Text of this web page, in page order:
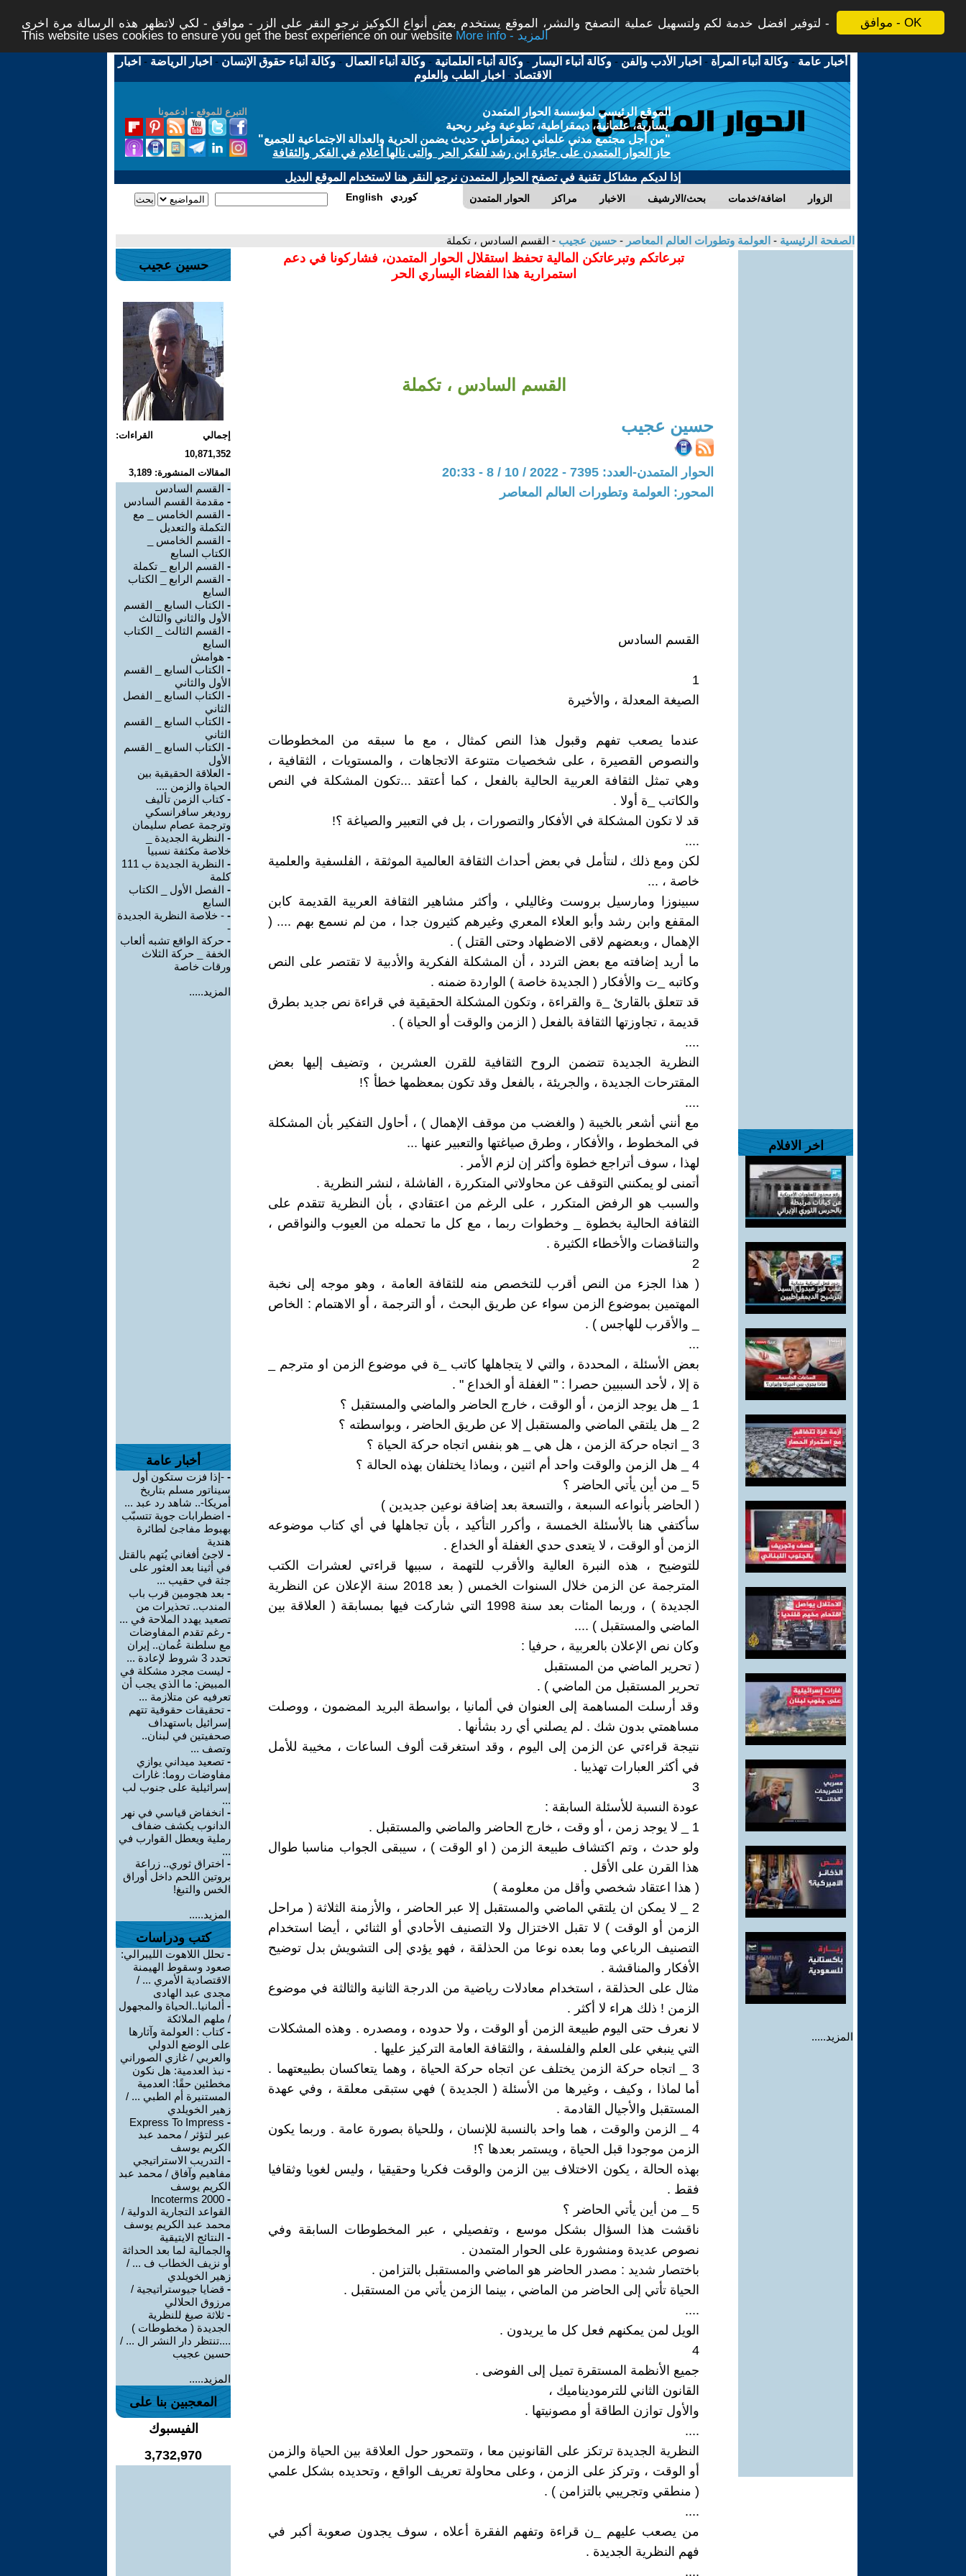
موافق - OK
لتوفير افضل خدمة لكم ولتسهيل عملية التصفح والنشر، الموقع يستخدم بعض أنواع الكوكيز نرجو النقر على الزر - موافق - لكي لاتظهر هذه الرسالة مرة اخرى -
This website uses cookies to ensure you get the best experience on our website
More info - المزيد
أخبار عامة -وكالة أنباء المرأة - اخبار الأدب والفن -وكالة أنباء اليسار -وكالة أنباء العلمانية -وكالة أنباء العمال -وكالة أنباء حقوق الإنسان - اخبار الرياضة - اخبار
الاقتصاد - اخبار الطب والعلوم
التبرع للموقع - ادعمونا
الموقع الرئيسي لمؤسسة الحوار المتمدن
يسارية، علمانية، ديمقراطية، تطوعية وغير ربحية
"من أجل مجتمع مدني علماني ديمقراطي حديث يضمن الحرية والعدالة الاجتماعية للجميع"
حاز الحوار المتمدن على جائزة ابن رشد للفكر الحر والتى نالها أعلام في الفكر والثقافة
إذا لديكم مشاكل تقنية في تصفح الحوار المتمدن نرجو النقر هنا لاستخدام الموقع البديل
الحوار المتمدن مراكز الاخبار بحث/الارشيف اضافة/خدمات الزوار English كوردي
الصفحة الرئيسية - العولمة وتطورات العالم المعاصر - حسين عجيب - القسم السادس ، تكملة
اخر الافلام
المزيد.....
تبرعاتكم وتبرعاتكن المالية تحفظ استقلال الحوار المتمدن، فشاركونا في دعم
استمرارية هذا الفضاء اليساري الحر
القسم السادس ، تكملة
حسين عجيب
الحوار المتمدن-العدد: 7395 - 2022 / 10 / 8 - 20:33
المحور: العولمة وتطورات العالم المعاصر
القسم السادس
1
الصيغة المعدلة ، والأخيرة
عندما يصعب تفهم وقبول هذا النص كمثال ، مع ما سبقه من المخطوطات
والنصوص القصيرة ، على شخصيات متنوعة الاتجاهات ، والمستويات ، الثقافية ،
وهي تمثل الثقافة العربية الحالية بالفعل ، كما أعتقد ...تكون المشكلة في النص
والكاتب _ة أولا .
قد لا تكون المشكلة في الأفكار والتصورات ، بل في التعبير والصياغة ؟!
....
لكن ومع ذلك ، لنتأمل في بعض أحداث الثقافة العالمية الموثقة ، الفلسفية والعلمية
خاصة ، ...
سبينوزا ومارسيل بروست وغاليلي ، وأكثر مشاهير الثقافة العربية القديمة كابن
المقفع وابن رشد وأبو العلاء المعري وغيرهم كثيرون جدا ، من لم نسمع بهم .... (
الإهمال ، وبعضهم لاقى الاضطهاد وحتى القتل ) .
ما أريد إضافته مع بعض التردد ، أن المشكلة الفكرية والأدبية لا تقتصر على النص
وكاتبه _ت والأفكار ( الجديدة خاصة ) الواردة ضمنه .
قد تتعلق بالقارئ _ة والقراءة ، وتكون المشكلة الحقيقية في قراءة نص جديد بطرق
قديمة ، تجاوزتها الثقافة بالفعل ( الزمن والوقت أو الحياة ) .
....
النظرية الجديدة تتضمن الروح الثقافية للقرن العشرين ، وتضيف إليها بعض
المقترحات الجديدة ، والجريئة ، بالفعل وقد تكون بمعظمها خطأ ؟!
....
مع أنني أشعر بالخيبة ( والغضب من موقف الإهمال ) ، أحاول التفكير بأن المشكلة
في المخطوط ، والأفكار ، وطرق صياغتها والتعبير عنها ...
لهذا ، سوف أتراجع خطوة وأكثر إن لزم الأمر .
أتمنى لو يمكنني التوقف عن محاولاتي المتكررة ، الفاشلة ، لنشر النظرية .
والسبب هو الرفض المتكرر ، على الرغم من اعتقادي ، بأن النظرية تتقدم على
الثقافة الحالية بخطوة _ وخطوات ربما ، مع كل ما تحمله من العيوب والنواقص ،
والتناقضات والأخطاء الكثيرة .
2
( هذا الجزء من النص أقرب للتخصص منه للثقافة العامة ، وهو موجه إلى نخبة
المهتمين بموضوع الزمن سواء عن طريق البحث ، أو الترجمة ، أو الاهتمام : الخاص
_ والأقرب للهاجس ) .
...
بعض الأسئلة ، المحددة ، والتي لا يتجاهلها كاتب _ة في موضوع الزمن او مترجم _
ة إلا ، لأحد السببين حصرا : " الغفلة أو الخداع " .
1 _ هل يوجد الزمن ، أو الوقت ، خارج الحاضر والماضي والمستقبل ؟
2 _ هل يلتقي الماضي والمستقبل إلا عن طريق الحاضر ، وبواسطته ؟
3 _ اتجاه حركة الزمن ، هل هي _ هو بنفس اتجاه حركة الحياة ؟
4 _ هل الزمن والوقت واحد أم اثنين ، وبماذا يختلفان بهذه الحالة ؟
5 _ من أين يأتي الحاضر ؟
( الحاضر بأنواعه السبعة ، والتسعة بعد إضافة نوعين جديدين )
سأكتفي هنا بالأسئلة الخمسة ، وأكرر التأكيد ، بأن تجاهلها في أي كتاب موضوعه
الزمن أو الوقت ، لا يتعدى حدي الغفلة أو الخداع .
للتوضيح ، هذه النبرة العالية والأقرب للتهمة ، سببها قراءتي لعشرات الكتب
المترجمة عن الزمن خلال السنوات الخمس ( بعد 2018 سنة الإعلان عن النظرية
الجديدة ) ، وربما المئات بعد سنة 1998 التي شاركت فيها بمسابقة ( العلاقة بين
الماضي والمستقبل ) ....
وكان نص الإعلان بالعربية ، حرفيا :
( تحرير الماضي من المستقبل
تحرير المستقبل من الماضي ) .
وقد أرسلت المساهمة إلى العنوان في ألمانيا ، بواسطة البريد المضمون ، ووصلت
مساهمتي بدون شك . لم يصلني أي رد بشأنها .
نتيجة قراءتي عن الزمن إلى اليوم ، وقد استغرقت ألوف الساعات ، مخيبة للأمل
في أكثر العبارات تهذيبا .
3
عودة النسبة للأسئلة السابقة :
1 _ لا يوجد زمن ، أو وقت ، خارج الحاضر والماضي والمستقبل .
ولو حدث ، وتم اكتشاف طبيعة الزمن ( او الوقت ) ، سيبقى الجواب مناسبا طوال
هذا القرن على الأقل .
( هذا اعتقاد شخصي وأقل من معلومة )
2 _ لا يمكن ان يلتقي الماضي والمستقبل إلا عبر الحاضر ، والأزمنة الثلاثة ( مراحل
الزمن أو الوقت ) لا تقبل الاختزال ولا التصنيف الأحادي أو الثنائي ، أيضا استخدام
التصنيف الرباعي وما بعده نوعا من الحذلقة ، فهو يؤدي إلى التشويش بدل توضيح
الأفكار والمناقشة .
مثال على الحذلقة ، استخدام معادلات رياضية من الدرجة الثانية والثالثة في موضوع
الزمن ! ذلك هراء لا أكثر .
لا نعرف حتى اليوم طبيعة الزمن أو الوقت ، ولا حدوده ، ومصدره . وهذه المشكلات
التي ينبغي على العلم والفلسفة ، والثقافة العامة التركيز عليها .
3 _ اتجاه حركة الزمن يختلف عن اتجاه حركة الحياة ، وهما يتعاكسان بطبيعتهما .
أما لماذا ، وكيف ، وغيرها من الأسئلة ( الجديدة ) فهي ستبقى معلقة ، وفي عهدة
المستقبل والأجيال القادمة .
4 _ الزمن والوقت ، هما واحد بالنسبة للإنسان ، وللحياة بصورة عامة . وربما يكون
الزمن موجودا قبل الحياة ، ويستمر بعدها ؟!
بهذه الحالة ، يكون الاختلاف بين الزمن والوقت فكريا وحقيقيا ، وليس لغويا وثقافيا
فقط .
5 _ من أين يأتي الحاضر ؟
ناقشت هذا السؤال بشكل موسع ، وتفصيلي ، عبر المخطوطات السابقة وفي
نصوص عديدة ومنشورة على الحوار المتمدن .
باختصار شديد : مصدر الحاضر هو الماضي والمستقبل بالتزامن .
الحياة تأتي إلى الحاضر من الماضي ، بينما الزمن يأتي من المستقبل .
....
الويل لمن يمكنهم فعل كل ما يريدون .
4
جميع الأنظمة المستقرة تميل إلى الفوضى .
القانون الثاني للترموديناميك ،
والأول توازن الطاقة أو مصونيتها .
....
النظرية الجديدة ترتكز على القانونين معا ، وتتمحور حول العلاقة بين الحياة والزمن
أو الوقت ، وتركز على الزمن ، وعلى محاولة تعريف الواقع ، وتحديده بشكل علمي
( منطقي وتجريبي بالتزامن ) .
....
من يصعب عليهم _ن قراءة وتفهم الفقرة أعلاه ، سوف يجدون صعوبة أكبر في
فهم النظرية الجديدة .
....
حسين عجيب
إجمالي القراءات:
10,871,352
المقالات المنشورة: 3,189
- القسم السادس
- مقدمة القسم السادس
- القسم الخامس _ مع
التكملة والتعديل
- القسم الخامس _
الكتاب السابع
- القسم الرابع _ تكملة
- القسم الرابع _ الكتاب
السايع
- الكتاب السابع _ القسم
الأول والثاني والثالث
- القسم الثالث _ الكتاب
السايع
- هوامش
- الكتاب السابع _ القسم
الأول والثاني
- الكتاب السابع _ الفصل
الثاني
- الكتاب السابع _ القسم
الثاني
- الكتاب السابع _ القسم
الأول
- العلاقة الحقيقية بين
الحياة والزمن ....
-كتاب الزمن تأليف
روديغر سافرانسكي
وترجمة عصام سليمان
- النظرية الجديدة _
خلاصة مكثفة نسبيا
-
النظرية الجديدة ب 111
كلمة
- الفصل الأول _ الكتاب
السابع
- - خلاصة النظرية الجديدة
-
- حركة الواقع تشبه ألعاب
الخفة _ حركة الثلاث
ورقات خاصة
المزيد.....
أخبار عامة
- -إذا فزت ستكون أول
سيناتور مسلم بتاريخ
أمريكا-.. شاهد رد عبد ...
- اضطرابات جوية تتسبّب
بهبوط مفاجئ لطائرة
هندية
- لاجئ أفغاني يُتهم بالقتل
في أثينا بعد العثور على
جثة في حقيب ...
- بعد هجومين قرب باب
المندب.. تحذيرات من
تصعيد يهدد الملاحة في ...
- رغم تقدم المفاوضات
مع سلطنة عُمان.. إيران
تحدد 3 شروط لإعادة ...
- ليست مجرد مشكلة في
المبيض: ما الذي يجب أن
تعرفيه عن متلازمة ...
- تحقيقات حقوقية تتهم
إسرائيل باستهداف
صحفيتين في لبنان..
وتصف ...
- تصعيد ميداني يوازي
مفاوضات روما: غارات
إسرائيلية على جنوب لب
...
- انخفاض قياسي في نهر
الدانوب يكشف ضفاف
رملية ويعطل القوارب في
...
- اختراق ثوري.. زراعة
بروتين اللحم داخل أوراق
الخس والتبغ!
المزيد.....
كتب ودراسات
- تحلل اللاهوت الليبرالي:
صعود وسقوط الهيمنة
الاقتصادية الأمري ... /
مجدى عبد الهادى
- ألمانيا..الحياة والمجهول
/ ملهم الملائكة
-كتاب : العولمة وآثارها
على الوضع الدولي
والعربي / غازي الصوراني
- نبذ العدمية: هل نكون
مخطئين حقًا: العدمية
المستنيرة أم الطبي ... /
زهير الخويلدي
-
Express To Impress
عبر لتؤثر / محمد عبد
الكريم يوسف
- التدريب الاستراتيجي
مفاهيم وآفاق / محمد عبد
الكريم يوسف
-
Incoterms 2000
القواعد التجارية الدولية /
محمد عبد الكريم يوسف
- النتائج الايتيقية
والجمالية لما بعد الحداثة
أو نزيف الخطاب ف ... /
زهير الخويلدي
- قضايا جيوستراتيجية /
مرزوق الحلالي
- ثلاثة صيغ للنظرية
الجديدة ( مخطوطات )
....تنتظر دار النشر ال ... /
حسين عجيب
المزيد.....
المعجبين بنا على
الفيسبوك
3,732,970